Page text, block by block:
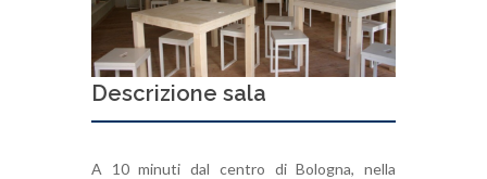
Descrizione sala
A 10 minuti dal centro di Bologna, nella